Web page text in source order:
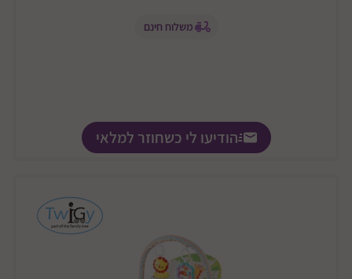
משלוח חינם
הודיעו לי כשחוזר למלאי